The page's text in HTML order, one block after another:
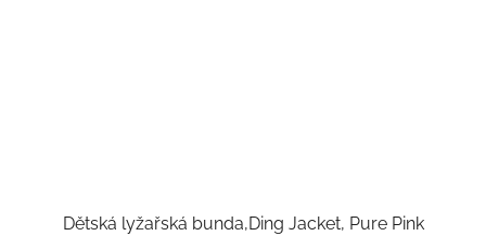
Dětská lyžařská bunda,Ding Jacket, Pure Pink